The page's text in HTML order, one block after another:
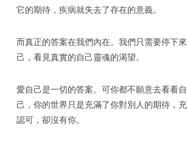
它的期待，疾病就失去了存在的意義。
而真正的答案在我們內在。我們只需要停下
己，看見真實的自己靈魂的渴望。
愛自己是一切的答案。可你都不願意去看看
己，你的世界只是充滿了你對別人的期待，
認可，卻沒有你。